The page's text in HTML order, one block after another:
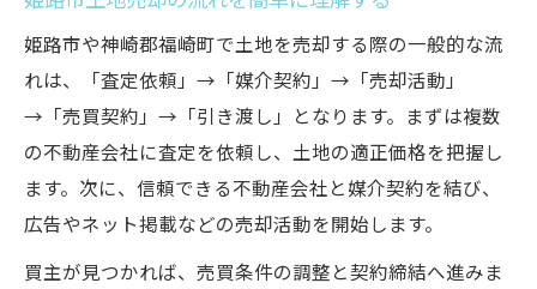
姫路市や神崎郡福崎町で土地を売却する際の一般的な流
れは、「査定依頼」→「媒介契約」→「売却活動」
→「売買契約」→「引き渡し」となります。まずは複数
の不動産会社に査定を依頼し、土地の適正価格を把握し
ます。次に、信頼できる不動産会社と媒介契約を結び、
広告やネット掲載などの売却活動を開始します。
買主が見つかれば、売買条件の調整と契約締結へ進みま